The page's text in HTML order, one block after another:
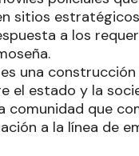
sitios
a los
una
el estado y la
comunidad que
a la línea de